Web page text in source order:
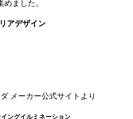
ました。
アデザイン
メーカー公式サイトより
ングイルミネーション